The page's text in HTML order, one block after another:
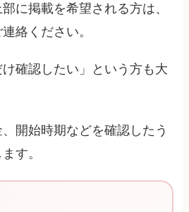
に掲載を希望される方は、
絡ください。
け確認したい」という方も大
開始時期などを確認したう
す。